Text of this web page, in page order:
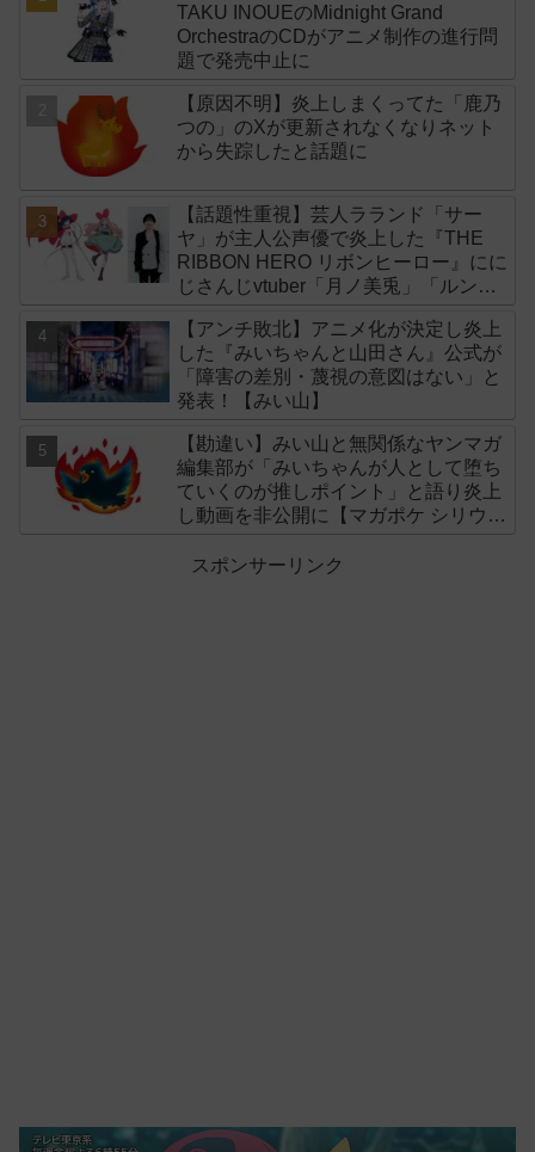
TAKU INOUEのMidnight Grand
OrchestraのCDがアニメ制作の進行問
題で発売中止に
【原因不明】炎上しまくってた「鹿乃
つの」のXが更新されなくなりネット
から失踪したと話題に
【話題性重視】芸人ラランド「サー
ヤ」が主人公声優で炎上した『THE
RIBBON HERO リボンヒーロー』にに
じさんじvtuber「月ノ美兎」「ルンル
【アンチ敗北】アニメ化が決定し炎上
した『みいちゃんと山田さん』公式が
「障害の差別・蔑視の意図はない」と
発表！【みい山】
【勘違い】みい山と無関係なヤンマガ
編集部が「みいちゃんが人として堕ち
ていくのが推しポイント」と語り炎上
し動画を非公開に【マガポケ シリウ
スポンサーリンク